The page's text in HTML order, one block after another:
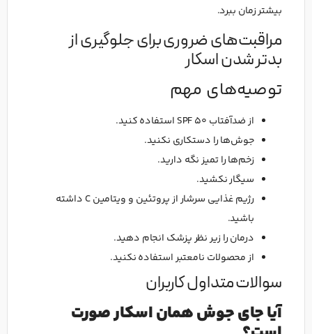
بیشتر زمان ببرد.
مراقبت‌های ضروری برای جلوگیری از
بدتر شدن اسکار
توصیه‌های مهم
از ضدآفتاب SPF 50 استفاده کنید.
جوش‌ها را دستکاری نکنید.
زخم‌ها را تمیز نگه دارید.
سیگار نکشید.
رژیم غذایی سرشار از پروتئین و ویتامین C داشته
باشید.
درمان را زیر نظر پزشک انجام دهید.
از محصولات نامعتبر استفاده نکنید.
سوالات متداول کاربران
آیا جای جوش همان اسکار صورت